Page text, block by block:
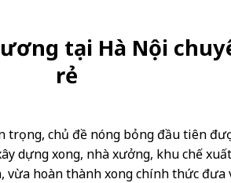
tại Hà Nội
rẻ
chủ đề nóng bỏng đầu tiên
dựng xong, nhà xưởng, khu chế
hoàn thành xong chính thức đưa